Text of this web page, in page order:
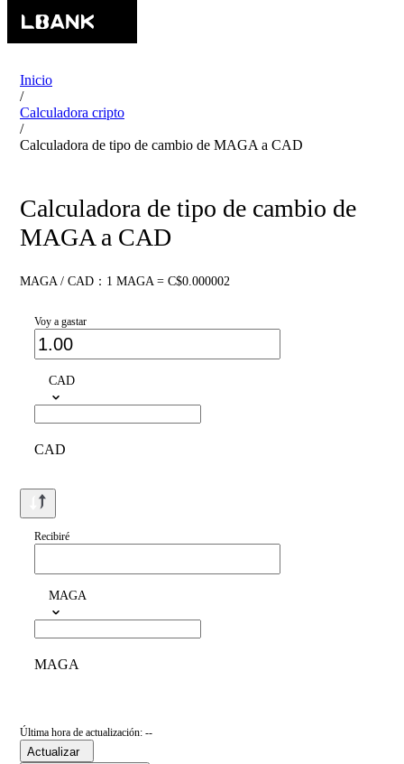
Inicio
/
Calculadora cripto
/
Calculadora de tipo de cambio de MAGA a CAD
Calculadora de tipo de cambio de
MAGA a CAD
MAGA / CAD：1 MAGA = C$0.000002
Voy a gastar
CAD
CAD
Recibiré
MAGA
MAGA
Última hora de actualización: --
Actualizar